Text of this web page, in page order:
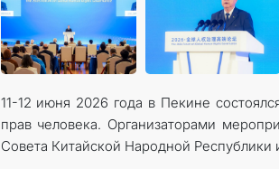
11-12 июня 2026 года в Пекине
прав человека. Организаторами
Совета Китайской Народной